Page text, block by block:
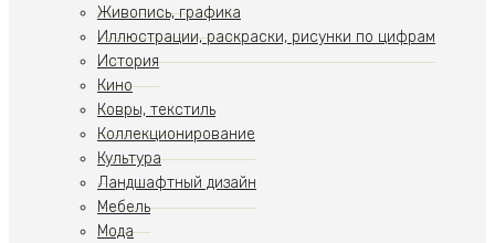
Живопись, графика
Иллюстрации, раскраски, рисунки по цифрам
История
Кино
Ковры, текстиль
Коллекционирование
Культура
Ландшафтный дизайн
Мебель
Мода